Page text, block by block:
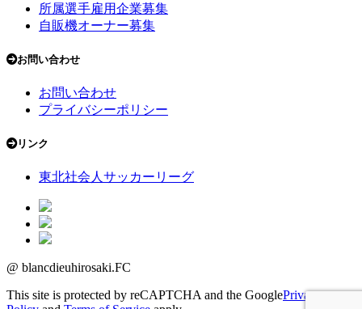
所属選手雇用企業募集
自販機オーナー募集
お問い合わせ
お問い合わせ
プライバシーポリシー
リンク
東北社会人サッカーリーグ
@ blancdieuhirosaki.FC
This site is protected by reCAPTCHA and the GooglePrivacy